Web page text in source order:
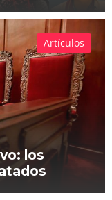
los
Artículos